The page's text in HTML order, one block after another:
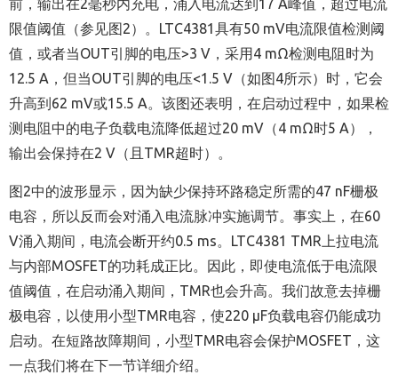
前，输出在2毫秒内充电，涌入电流达到17 A峰值，超过电流
限值阈值（参见图2）。LTC4381具有50 mV电流限值检测阈
值，或者当OUT引脚的电压>3 V，采用4 mΩ检测电阻时为
12.5 A，但当OUT引脚的电压<1.5 V（如图4所示）时，它会
升高到62 mV或15.5 A。该图还表明，在启动过程中，如果检
测电阻中的电子负载电流降低超过20 mV（4 mΩ时5 A），
输出会保持在2 V（且TMR超时）。
图2中的波形显示，因为缺少保持环路稳定所需的47 nF栅极
电容，所以反而会对涌入电流脉冲实施调节。事实上，在60
V涌入期间，电流会断开约0.5 ms。LTC4381 TMR上拉电流
与内部MOSFET的功耗成正比。因此，即使电流低于电流限
值阈值，在启动涌入期间，TMR也会升高。我们故意去掉栅
极电容，以使用小型TMR电容，使220 µF负载电容仍能成功
启动。在短路故障期间，小型TMR电容会保护MOSFET，这
一点我们将在下一节详细介绍。